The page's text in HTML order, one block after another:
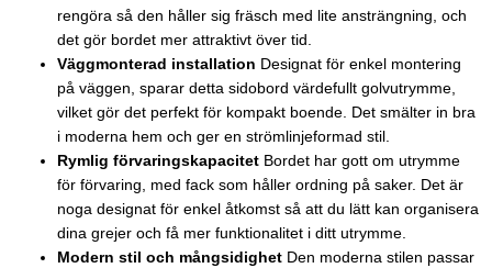
rengöra så den håller sig fräsch med lite ansträngning, och
det gör bordet mer attraktivt över tid.
Väggmonterad installation Designat för enkel montering
på väggen, sparar detta sidobord värdefullt golvutrymme,
vilket gör det perfekt för kompakt boende. Det smälter in bra
i moderna hem och ger en strömlinjeformad stil.
Rymlig förvaringskapacitet Bordet har gott om utrymme
för förvaring, med fack som håller ordning på saker. Det är
noga designat för enkel åtkomst så att du lätt kan organisera
dina grejer och få mer funktionalitet i ditt utrymme.
Modern stil och mångsidighet Den moderna stilen passar